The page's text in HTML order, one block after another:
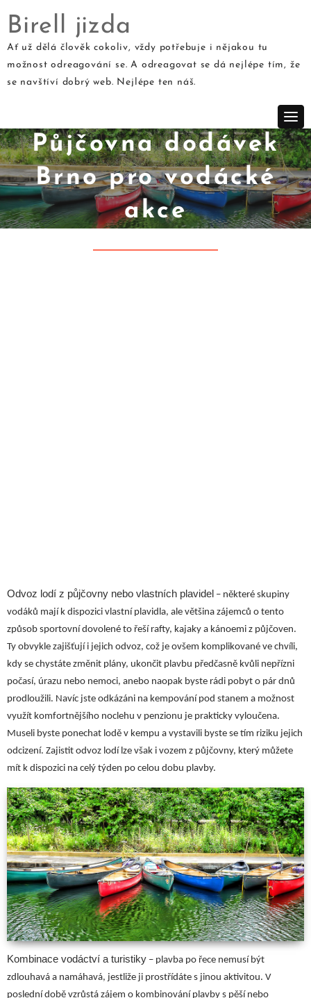
Birell jizda
Ať už dělá člověk cokoliv, vždy potřebuje i nějakou tu
možnost odreagování se. A odreagovat se dá nejlépe tím, že
se navštíví dobrý web. Nejlépe ten náš.
Půjčovna dodávek
Brno pro vodácké
akce
Odvoz lodí z půjčovny nebo vlastních plavidel – některé skupiny
vodáků mají k dispozici vlastní plavidla, ale většina zájemců o tento
způsob sportovní dovolené to řeší rafty, kajaky a kánoemi z půjčoven.
Ty obvykle zajišťují i jejich odvoz, což je ovšem komplikované ve chvíli,
kdy se chystáte změnit plány, ukončit plavbu předčasně kvůli nepřízni
počasí, úrazu nebo nemoci, anebo naopak byste rádi pobyt o pár dnů
prodloužili. Navíc jste odkázáni na kempování pod stanem a možnost
využít komfortnějšího noclehu v penzionu je prakticky vyloučena.
Museli byste ponechat lodě v kempu a vystavili byste se tím riziku jejich
odcizení. Zajistit odvoz lodí lze však i vozem z půjčovny, který můžete
mít k dispozici na celý týden po celou dobu plavby.
Kombinace vodáctví a turistiky – plavba po řece nemusí být
zdlouhavá a namáhavá, jestliže ji prostřídáte s jinou aktivitou. V
poslední době vzrůstá zájem o kombinování plavby s pěší nebo